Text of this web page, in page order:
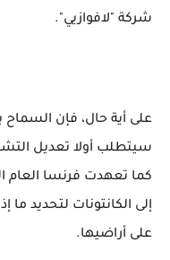
شركة "لافوازيي".
على أية حال، فإن
سيتطلب أولا تعديل
كما تعهدت فرنسا العام
إلى الكانتونات لتحديد
على أراضيها.